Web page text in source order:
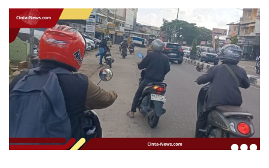
a
r
T
e
r
i
,
P